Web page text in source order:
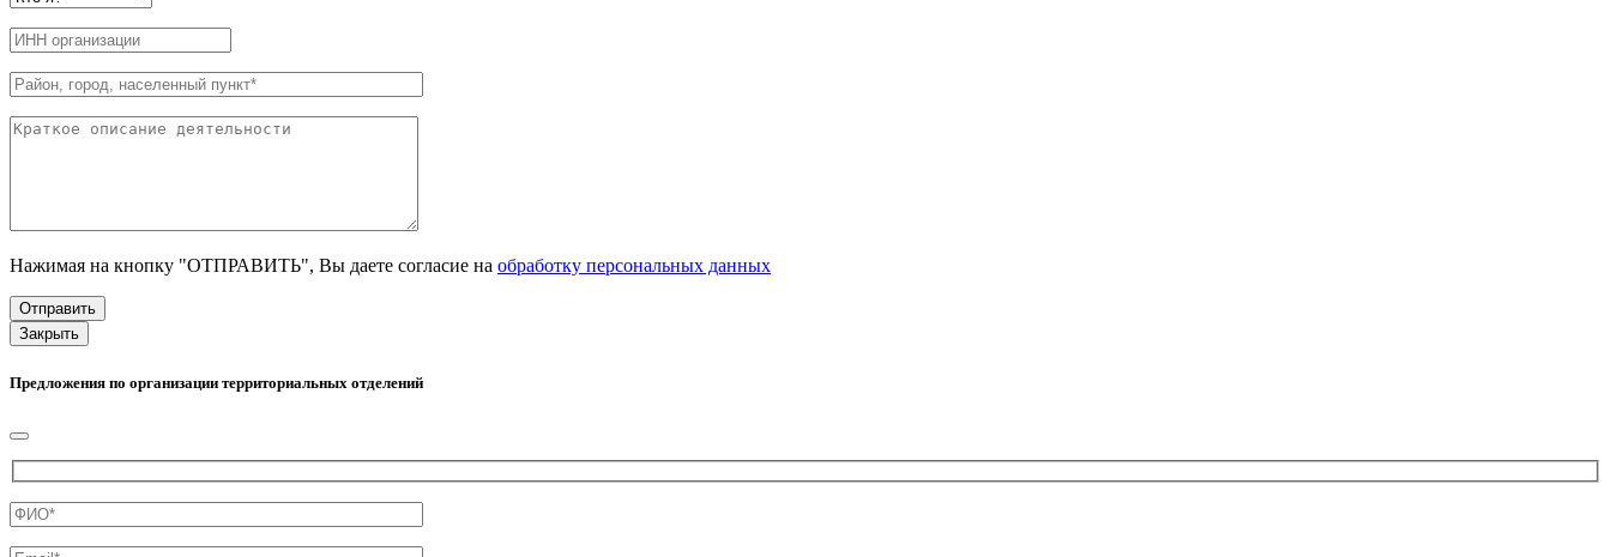
Нажимая на кнопку "ОТПРАВИТЬ", Вы даете согласие на обработку персональных данных
Закрыть
Предложения по организации территориальных отделений